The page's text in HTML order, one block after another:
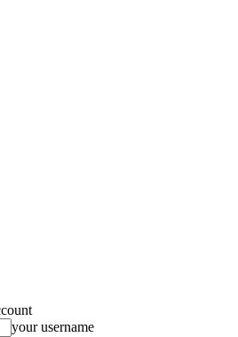
your username